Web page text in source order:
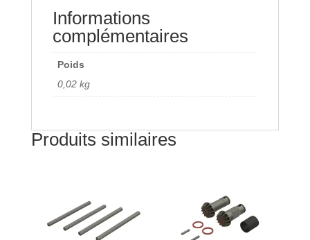
GROMInformations
complémentaires
Poids
0,02 kg
Produits similaires